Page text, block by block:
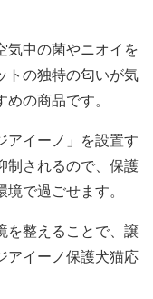
気中の菌やニオイを
トの独特の匂いが気
の商品です。
アイーノ」を設置す
制されるので、保護
で過ごせます。
を整えることで、譲
アイーノ保護犬猫応